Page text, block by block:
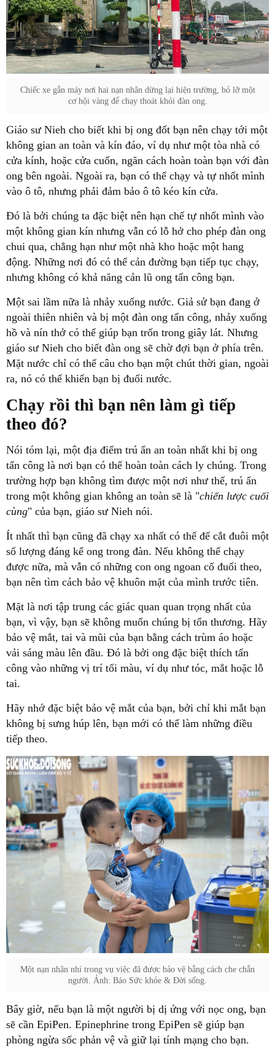
Chiếc xe gắn máy nơi hai nạn nhân dừng lại hiện trường, bỏ lỡ một
cơ hội vàng để chạy thoát khỏi đàn ong.
Giáo sư Nieh cho biết khi bị ong đốt bạn nên chạy tới một
không gian an toàn và kín đáo, ví dụ như một tòa nhà có
cửa kính, hoặc cửa cuốn, ngăn cách hoàn toàn bạn với đàn
ong bên ngoài. Ngoài ra, bạn có thể chạy và tự nhốt mình
vào ô tô, nhưng phải đảm bảo ô tô kéo kín cửa.
Đó là bởi chúng ta đặc biệt nên hạn chế tự nhốt mình vào
một không gian kín nhưng vẫn có lỗ hở cho phép đàn ong
chui qua, chẳng hạn như một nhà kho hoặc một hang
động. Những nơi đó có thể cản đường bạn tiếp tục chạy,
nhưng không có khả năng cản lũ ong tấn công bạn.
Một sai lầm nữa là nhảy xuống nước. Giả sử bạn đang ở
ngoài thiên nhiên và bị một đàn ong tấn công, nhảy xuống
hồ và nín thở có thể giúp bạn trốn trong giây lát. Nhưng
giáo sư Nieh cho biết đàn ong sẽ chờ đợi bạn ở phía trên.
Mặt nước chỉ có thể câu cho bạn một chút thời gian, ngoài
ra, nó có thể khiến bạn bị đuối nước.
Chạy rồi thì bạn nên làm gì tiếp
theo đó?
Nói tóm lại, một địa điểm trú ẩn an toàn nhất khi bị ong
tấn công là nơi bạn có thể hoàn toàn cách ly chúng. Trong
trường hợp bạn không tìm được một nơi như thế, trú ẩn
trong một không gian không an toàn sẽ là "chiến lược cuối
cùng" của bạn, giáo sư Nieh nói.
Ít nhất thì bạn cũng đã chạy xa nhất có thể để cắt đuôi một
số lượng đáng kể ong trong đàn. Nếu không thể chạy
được nữa, mà vẫn có những con ong ngoan cố đuổi theo,
bạn nên tìm cách bảo vệ khuôn mặt của mình trước tiên.
Mặt là nơi tập trung các giác quan quan trọng nhất của
bạn, vì vậy, bạn sẽ không muốn chúng bị tổn thương. Hãy
bảo vệ mắt, tai và mũi của bạn bằng cách trùm áo hoặc
vải sáng màu lên đầu. Đó là bởi ong đặc biệt thích tấn
công vào những vị trí tối màu, ví dụ như tóc, mắt hoặc lỗ
tai.
Hãy nhớ đặc biệt bảo vệ mắt của bạn, bởi chỉ khi mắt bạn
không bị sưng húp lên, bạn mới có thể làm những điều
tiếp theo.
Một nạn nhân nhí trong vụ việc đã được bảo vệ bằng cách che chắn
người. Ảnh: Báo Sức khỏe & Đời sống.
Bây giờ, nếu bạn là một người bị dị ứng với nọc ong, bạn
sẽ cần EpiPen. Epinephrine trong EpiPen sẽ giúp bạn
phòng ngừa sốc phản vệ và giữ lại tính mạng cho bạn.